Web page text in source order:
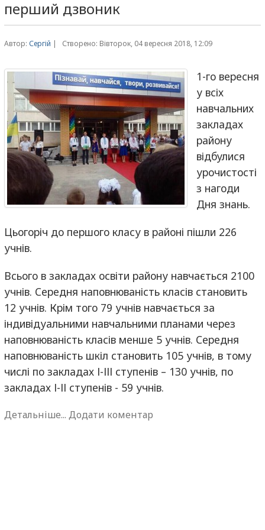
перший дзвоник
Автор: Сергій | Створено: Вівторок, 04 вересня 2018, 12:09
1-го вересня
у всіх
навчальних
закладах
району
відбулися
урочистості
з нагоди
Дня знань.
Цьогоріч до першого класу в районі пішли 226
учнів.
Всього в закладах освіти району навчається 2100
учнів. Середня наповнюваність класів становить
12 учнів. Крім того 79 учнів навчається за
індивідуальними навчальними планами через
наповнюваність класів менше 5 учнів. Середня
наповнюваність шкіл становить 105 учнів, в тому
числі по закладах І-ІІІ ступенів – 130 учнів, по
закладах І-ІІ ступенів - 59 учнів.
Детальніше... Додати коментар